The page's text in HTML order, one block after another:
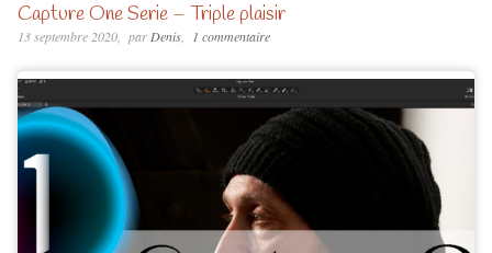
Capture One Serie – Triple plaisir
13 septembre 2020 par Denis 1 commentaire